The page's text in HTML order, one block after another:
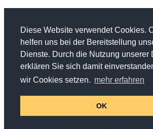
Diese Website verwendet Cookies.
helfen uns bei der Bereitstellung
Dienste. Durch die Nutzung unserer
erklären Sie sich damit
wir Cookies setzen. mehr erfahren
OK
Suche
in Titel und Beschreibung
Erweiterte Suche
Online-Katalog
Estepona (5)